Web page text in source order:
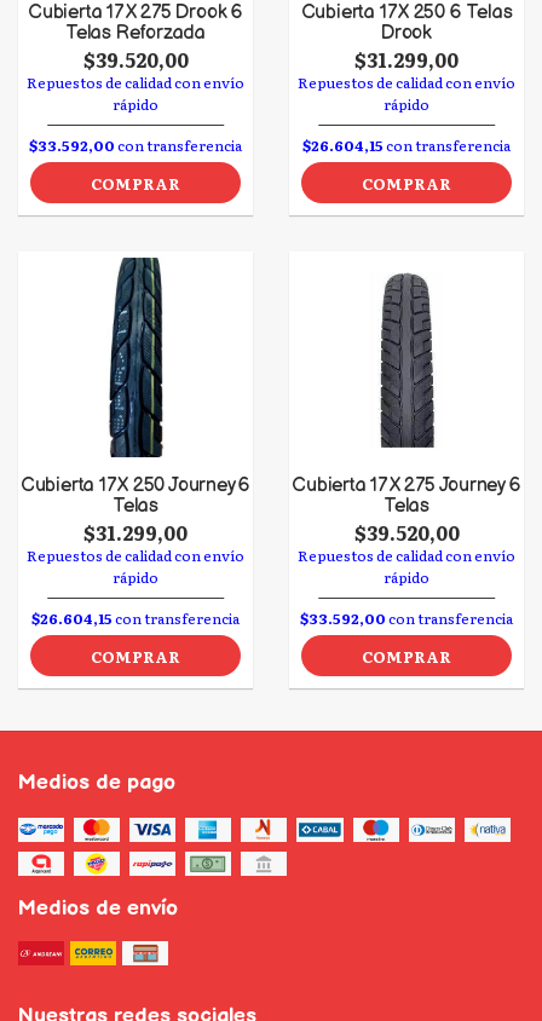
Cubierta 17 X 275 Drook 6
Telas Reforzada
$39.520,00
Repuestos de calidad con envío
rápido
$33.592,00con transferencia
COMPRAR
Cubierta 17 X 250 6 Telas
Drook
$31.299,00
Repuestos de calidad con envío
rápido
$26.604,15con transferencia
COMPRAR
Cubierta 17 X 250 Journey 6
Telas
$31.299,00
Repuestos de calidad con envío
rápido
$26.604,15con transferencia
COMPRAR
Cubierta 17 X 275 Journey 6
Telas
$39.520,00
Repuestos de calidad con envío
rápido
$33.592,00con transferencia
COMPRAR
Medios de pago
Medios de envío
Nuestras redes sociales